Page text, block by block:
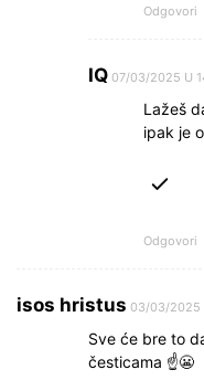
Odgovori
IQ 07/03/2025 U
Lažeš
ipak je
Odgovori
isos hristus 03/03/2025
Sve će bre to
česticama ☝😬